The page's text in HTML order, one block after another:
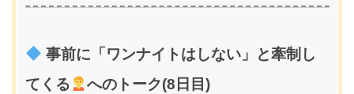
事前に「ワンナイトはしない」と牽制し
てくる
へのトーク(8日目)